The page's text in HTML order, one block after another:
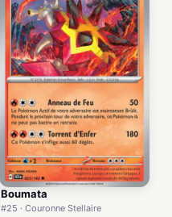
Boumata
#25 · Couronne Stellaire